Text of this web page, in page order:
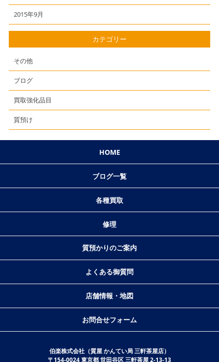
2015年9月
カテゴリー
その他
ブログ
買取強化品目
質預け
HOME
ブログ一覧
各種買取
修理
質預かりのご案内
よくある御質問
店舗情報・地図
お問合せフォーム
伯楽株式会社（質屋 かんてい局 三軒茶屋店）
〒154-0024 東京都 世田谷区 三軒茶屋 2-13-13